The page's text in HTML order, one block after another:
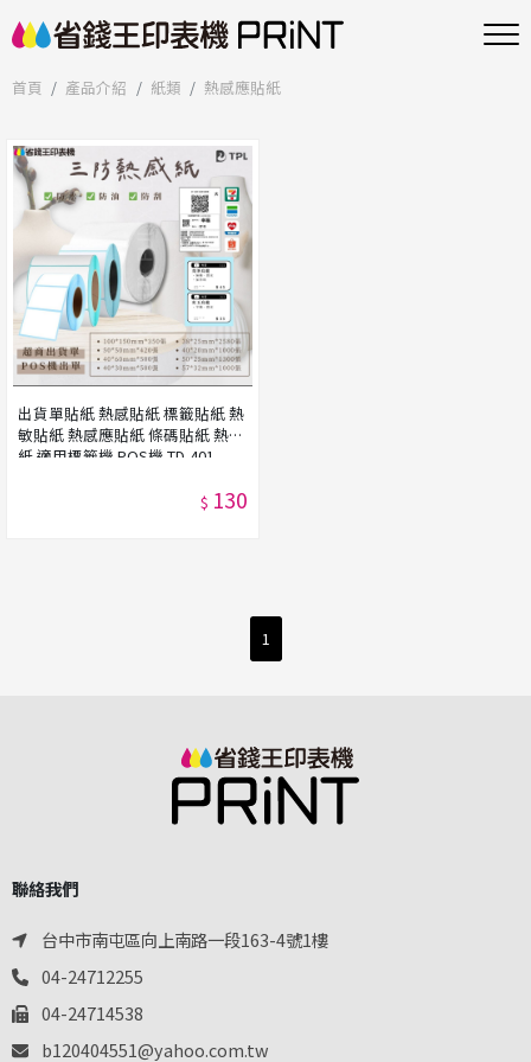
首頁 產品介紹 紙類 熱感應貼紙
出貨單貼紙 熱感貼紙 標籤貼紙 熱
敏貼紙 熱感應貼紙 條碼貼紙 熱感
紙 適用標籤機 POS機 TD-401
$ 130
1
聯絡我們
台中市南屯區向上南路一段163-4號1樓
04-24712255
04-24714538
b120404551@yahoo.com.tw